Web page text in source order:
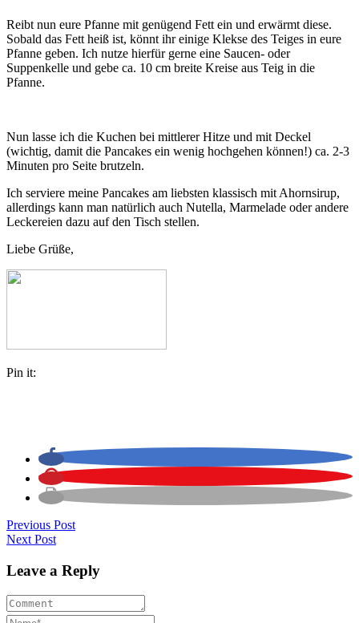
Reibt nun eure Pfanne mit genügend Fett ein und erwärmt diese.
Sobald das Fett heiß ist, könnt ihr einige Klekse des Teiges in eure
Pfanne geben. Ich nutze hierfür gerne eine Saucen- oder
Suppenkelle und gebe ca. 10 cm breite Kreise aus Teig in die
Pfanne.
Nun lasse ich die Kuchen bei mittlerer Hitze und mit Deckel
(wichtig, damit die Pancakes ein wenig hochgehen können!) ca. 2-3
Minuten pro Seite brutzeln.
Ich serviere meine Pancakes am liebsten klassisch mit Ahornsirup,
allerdings kann man natürlich auch Nutella, Marmelade oder andere
Leckereien dazu auf den Tisch stellen.
Liebe Grüße,
Pin it:
Previous Post
Next Post
Leave a Reply